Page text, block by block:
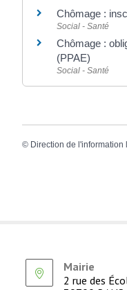
Chômage :
Social - Santé
Chômage :
(PPAE)
Social - Santé
© Direction de
Mairie
2 rue des